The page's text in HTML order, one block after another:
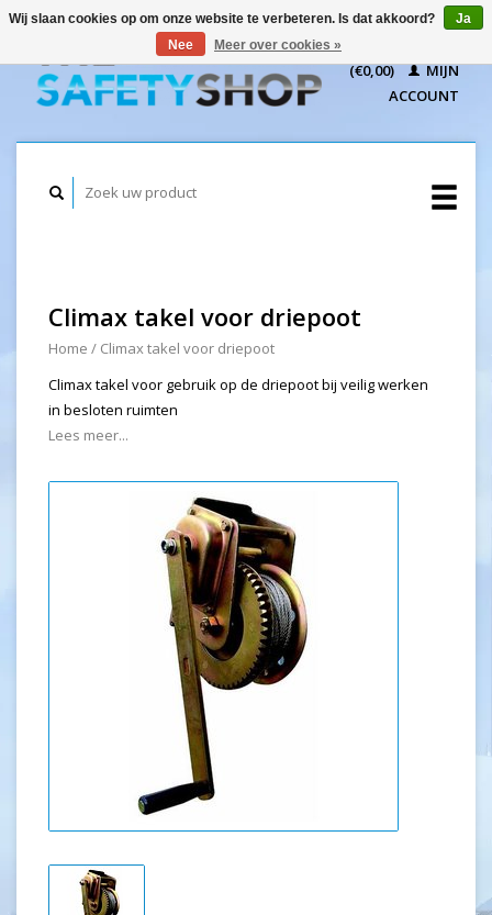
(€0,00)
MIJN
ACCOUNT
Climax takel voor driepoot
Home / Climax takel voor driepoot
Climax takel voor gebruik op de driepoot bij veilig werken
in besloten ruimten
Lees meer...
Wij slaan cookies op om onze website te verbeteren. Is dat akkoord?
Ja
Nee
Meer over cookies »